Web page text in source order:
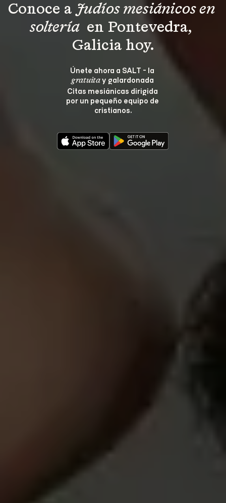
Conoce a Judíos mesiánicos en
soltería en Pontevedra,
Galicia hoy.
Únete ahora a SALT - la
gratuita y galardonada
Citas mesiánicas dirigida
por un pequeño equipo de
cristianos.